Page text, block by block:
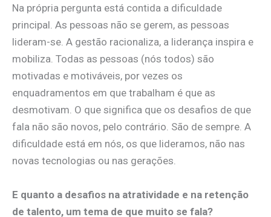
Na própria pergunta está contida a dificuldade
principal. As pessoas não se gerem, as pessoas
lideram-se. A gestão racionaliza, a liderança inspira e
mobiliza. Todas as pessoas (nós todos) são
motivadas e motiváveis, por vezes os
enquadramentos em que trabalham é que as
desmotivam. O que significa que os desafios de que
fala não são novos, pelo contrário. São de sempre. A
dificuldade está em nós, os que lideramos, não nas
novas tecnologias ou nas gerações.
E quanto a desafios na atratividade e na retenção
de talento, um tema de que muito se fala?